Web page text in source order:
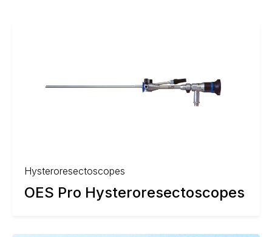
Hysteroresectoscopes
OES Pro Hysteroresectoscopes